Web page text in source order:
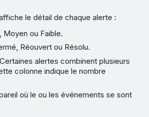
le détail de chaque alerte :
Moyen ou Faible.
Réouvert ou Résolu.
alertes combinent plusieurs
colonne indique le nombre
où le ou les événements se sont